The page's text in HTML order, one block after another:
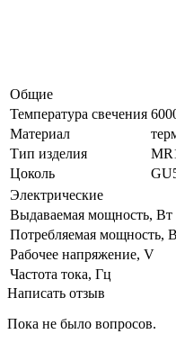
Общие
Температура свечения
Материал
Тип изделия
Цоколь
Электрические
Выдаваемая мощность, Вт
Потребляемая мощность,
Рабочее напряжение, V
Частота тока, Гц
Написать отзыв
Пока не было вопросов.